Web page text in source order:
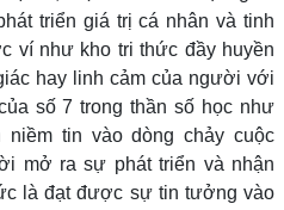
triển giá trị cá nhân và tinh
ví như kho tri thức đầy huyền
hay linh cảm của người với
số 7 trong thần số học như
niềm tin vào dòng chảy cuộc
mở ra sự phát triển và nhận
là đạt được sự tin tưởng vào